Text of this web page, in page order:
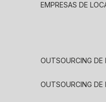
EMPRESAS DE
OUTSOURCING
OUTSOURCING